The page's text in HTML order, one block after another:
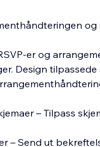
og
er og
Design
– Tilpass
– Send ut